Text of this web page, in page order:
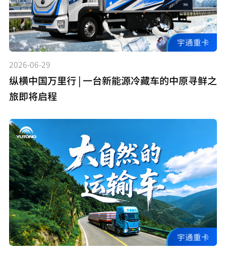
宇通重卡
2026-06-29
纵横中国万里行 | 一台新能源冷藏车的中原寻鲜之
旅即将启程
宇通重卡